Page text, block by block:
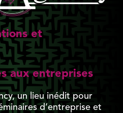
et
aux entreprises
un lieu inédit pour
d’entreprise et